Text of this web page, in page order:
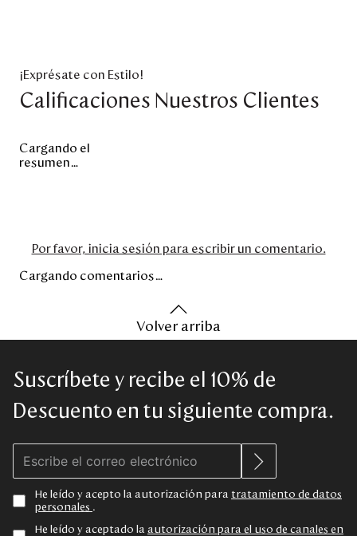
¡Exprésate con Estilo!
Calificaciones Nuestros Clientes
Cargando el
resumen…
Por favor, inicia sesión para escribir un comentario.
Cargando comentarios…
Volver arriba
Suscríbete y recibe el 10% de
Descuento en tu siguiente compra.
He leído y acepto la autorización para tratamiento de datos
personales .
He leído y aceptado la autorización para el uso de canales en